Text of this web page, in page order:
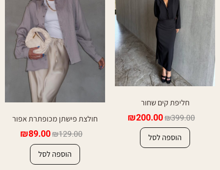
חליפת קים שחור
₪399.00
₪200.00
הוספה לסל
חולצת פישתן מכופתרת אפור
₪129.00
₪89.00
הוספה לסל